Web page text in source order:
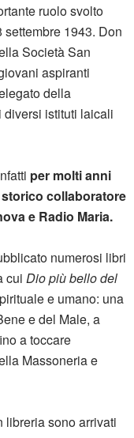
ruolo svolto
1943. Don
Società San
aspiranti
della
istituti laicali
per molti anni
collaboratore
e Radio Maria.
numerosi libri
cui Dio più bello del
e umano: una
e del Male, a
a toccare
Massoneria e
libreria sono arrivati